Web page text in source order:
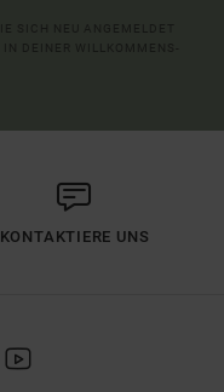
KONTAKTIERE UNS